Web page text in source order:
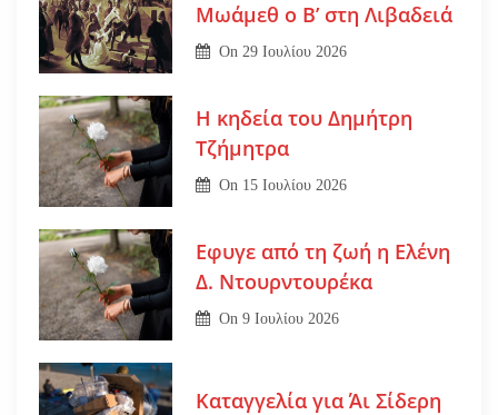
Μωάμεθ ο Β’ στη Λιβαδειά
On29 Ιουλίου 2026
Η κηδεία του Δημήτρη
Τζήμητρα
On 15 Ιουλίου 2026
Εφυγε από τη ζωή η Ελένη
Δ. Ντουρντουρέκα
On9 Ιουλίου 2026
Καταγγελία για Άι Σίδερη